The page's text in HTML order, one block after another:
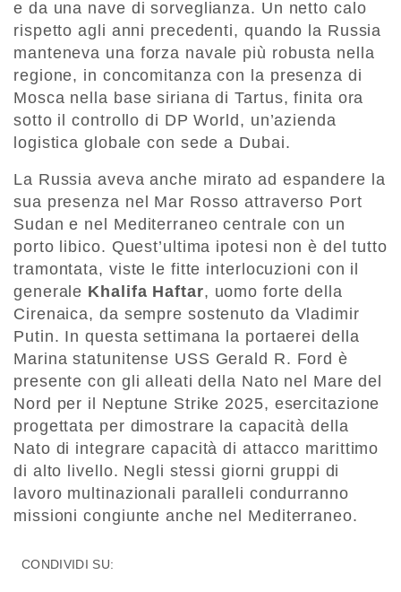
e da una nave di sorveglianza. Un netto calo
rispetto agli anni precedenti, quando la Russia
manteneva una forza navale più robusta nella
regione, in concomitanza con la presenza di
Mosca nella base siriana di Tartus, finita ora
sotto il controllo di DP World, un’azienda
logistica globale con sede a Dubai.
La Russia aveva anche mirato ad espandere la
sua presenza nel Mar Rosso attraverso Port
Sudan e nel Mediterraneo centrale con un
porto libico. Quest’ultima ipotesi non è del tutto
tramontata, viste le fitte interlocuzioni con il
generale Khalifa Haftar, uomo forte della
Cirenaica, da sempre sostenuto da Vladimir
Putin. In questa settimana la portaerei della
Marina statunitense USS Gerald R. Ford è
presente con gli alleati della Nato nel Mare del
Nord per il Neptune Strike 2025, esercitazione
progettata per dimostrare la capacità della
Nato di integrare capacità di attacco marittimo
di alto livello. Negli stessi giorni gruppi di
lavoro multinazionali paralleli condurranno
missioni congiunte anche nel Mediterraneo.
CONDIVIDI SU: